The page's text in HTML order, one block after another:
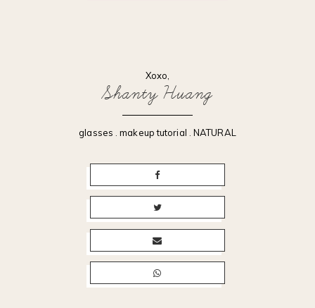
Xoxo,
Shanty Huang
glasses .makeup tutorial .NATURAL